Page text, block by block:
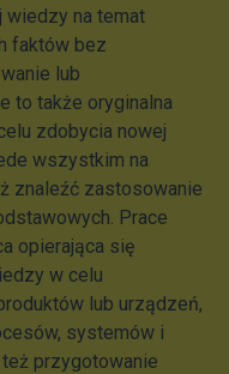
na temat
faktów bez
lub
to także oryginalna
zdobycia nowej
wszystkim na
znaleźć zastosowanie
Prace
opierająca się
w celu
lub urządzeń,
systemów i
przygotowanie